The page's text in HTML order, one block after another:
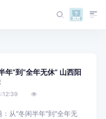
年”到“全年无休” 山西阳
“冬闲半年”到“全年无